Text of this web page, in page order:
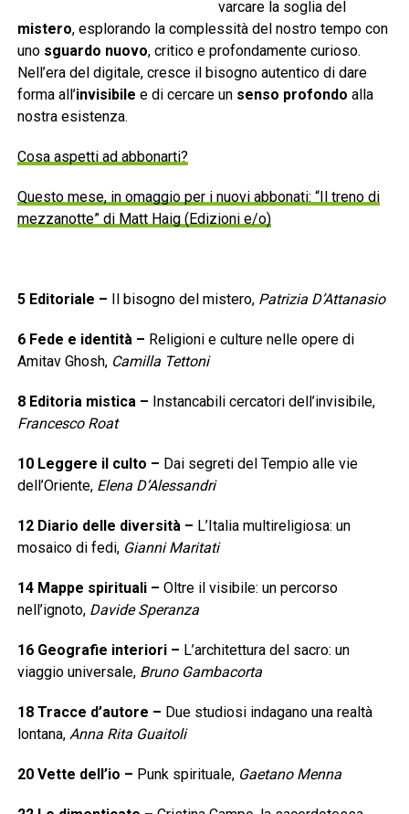
varcare la soglia del
mistero, esplorando la complessità del nostro tempo con
uno sguardo nuovo, critico e profondamente curioso.
Nell’era del digitale, cresce il bisogno autentico di dare
forma all’invisibile e di cercare un senso profondo alla
nostra esistenza.
Cosa aspetti ad abbonarti?
Questo mese, in omaggio per i nuovi abbonati: “Il treno di
mezzanotte” di Matt Haig (Edizioni e/o)
5 Editoriale – Il bisogno del mistero, Patrizia D’Attanasio
6 Fede e identità– Religioni e culture nelle opere di
Amitav Ghosh, Camilla Tettoni
8 Editoria mistica– Instancabili cercatori dell’invisibile,
Francesco Roat
10 Leggere il culto – Dai segreti del Tempio alle vie
dell’Oriente, Elena D’Alessandri
12 Diario delle diversità– L’Italia multireligiosa: un
mosaico di fedi, Gianni Maritati
14 Mappe spirituali– Oltre il visibile: un percorso
nell’ignoto, Davide Speranza
16 Geografie interiori– L’architettura del sacro: un
viaggio universale, Bruno Gambacorta
18 Tracce d’autore – Due studiosi indagano una realtà
lontana, Anna Rita Guaitoli
20 Vette dell’io – Punk spirituale, Gaetano Menna